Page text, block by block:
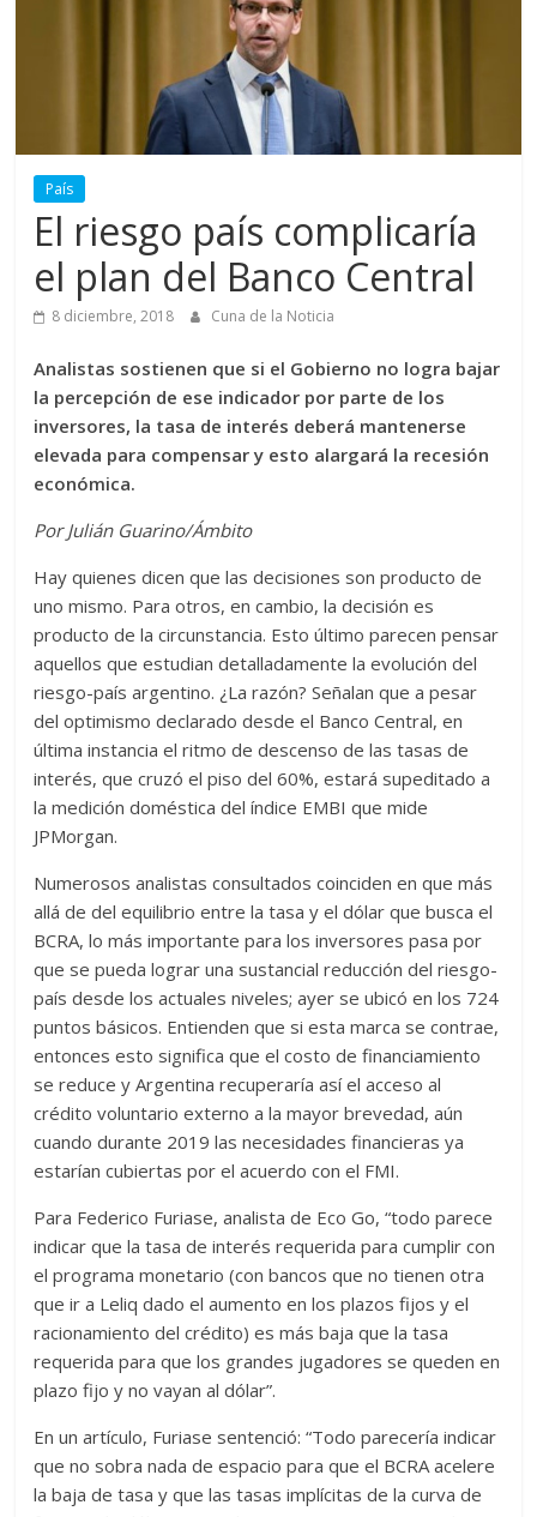
País
El riesgo país complicaría
el plan del Banco Central
8 diciembre, 2018 Cuna de la Noticia
Analistas sostienen que si el Gobierno no logra bajar
la percepción de ese indicador por parte de los
inversores, la tasa de interés deberá mantenerse
elevada para compensar y esto alargará la recesión
económica.
Por Julián Guarino/Ámbito
Hay quienes dicen que las decisiones son producto de
uno mismo. Para otros, en cambio, la decisión es
producto de la circunstancia. Esto último parecen pensar
aquellos que estudian detalladamente la evolución del
riesgo-país argentino. ¿La razón? Señalan que a pesar
del optimismo declarado desde el Banco Central, en
última instancia el ritmo de descenso de las tasas de
interés, que cruzó el piso del 60%, estará supeditado a
la medición doméstica del índice EMBI que mide
JPMorgan.
Numerosos analistas consultados coinciden en que más
allá de del equilibrio entre la tasa y el dólar que busca el
BCRA, lo más importante para los inversores pasa por
que se pueda lograr una sustancial reducción del riesgo-
país desde los actuales niveles; ayer se ubicó en los 724
puntos básicos. Entienden que si esta marca se contrae,
entonces esto significa que el costo de financiamiento
se reduce y Argentina recuperaría así el acceso al
crédito voluntario externo a la mayor brevedad, aún
cuando durante 2019 las necesidades financieras ya
estarían cubiertas por el acuerdo con el FMI.
Para Federico Furiase, analista de Eco Go, “todo parece
indicar que la tasa de interés requerida para cumplir con
el programa monetario (con bancos que no tienen otra
que ir a Leliq dado el aumento en los plazos fijos y el
racionamiento del crédito) es más baja que la tasa
requerida para que los grandes jugadores se queden en
plazo fijo y no vayan al dólar”.
En un artículo, Furiase sentenció: “Todo parecería indicar
que no sobra nada de espacio para que el BCRA acelere
la baja de tasa y que las tasas implícitas de la curva de